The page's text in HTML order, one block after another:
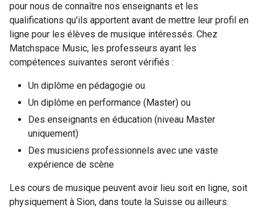
pour nous de connaître nos enseignants et les
qualifications qu'ils apportent avant de mettre leur profil en
ligne pour les élèves de musique intéressés. Chez
Matchspace Music, les professeurs ayant les
compétences suivantes seront vérifiés :
Un diplôme en pédagogie ou
Un diplôme en performance (Master) ou
Des enseignants en éducation (niveau Master
uniquement)
Des musiciens professionnels avec une vaste
expérience de scène
Les cours de musique peuvent avoir lieu soit en ligne, soit
physiquement à Sion, dans toute la Suisse ou ailleurs.